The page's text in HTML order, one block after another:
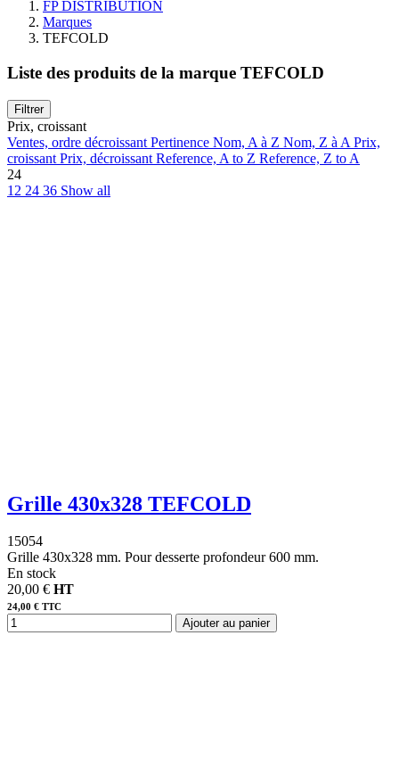
FP DISTRIBUTION
Marques
TEFCOLD
Liste des produits de la marque TEFCOLD
Filtrer
Prix, croissant
Ventes, ordre décroissant Pertinence Nom, A à Z Nom, Z à A Prix,
croissant Prix, décroissant Reference, A to Z Reference, Z to A
24
12 24 36 Show all
Grille 430x328 TEFCOLD
15054
Grille 430x328 mm. Pour desserte profondeur 600 mm.
En stock
20,00 € HT
24,00 € TTC
Ajouter au panier